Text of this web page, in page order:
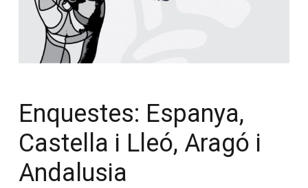
Enquestes: Espanya,
Castella i Lleó, Aragó i
Andalusia